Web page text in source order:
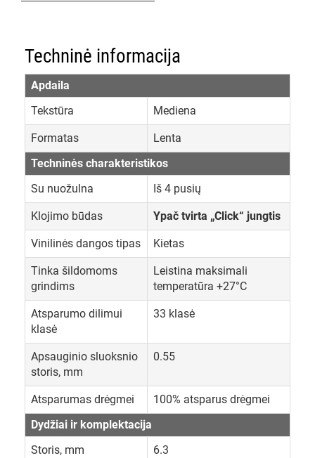
Techninė informacija
Apdaila
Tekstūra
Mediena
Formatas
Lenta
Techninės charakteristikos
Su nuožulna
Iš 4 pusių
Klojimo būdas Ypač tvirta „Click“ jungtis
Vinilinės dangos tipas Kietas
Tinka šildomoms
grindims
Leistina maksimali
temperatūra +27°C
Atsparumo dilimui
klasė
33 klasė
Apsauginio sluoksnio
storis, mm
0.55
Atsparumas drėgmei
100% atsparus drėgmei
Dydžiai ir komplektacija
Storis, mm
6.3